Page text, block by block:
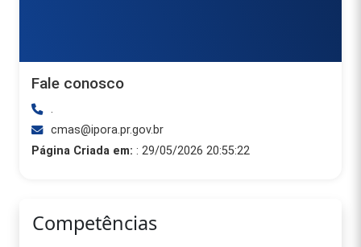
Fale conosco
.
cmas@ipora.pr.gov.br
Página Criada em: : 29/05/2026 20:55:22
Competências